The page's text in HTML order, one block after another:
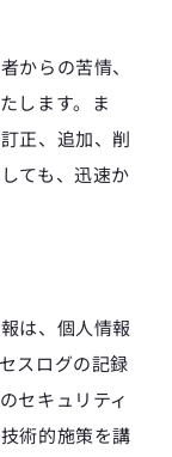
からの苦情、
します。ま
正、追加、削
ても、迅速か
は、個人情報
スログの記録
セキュリティ
術的施策を講